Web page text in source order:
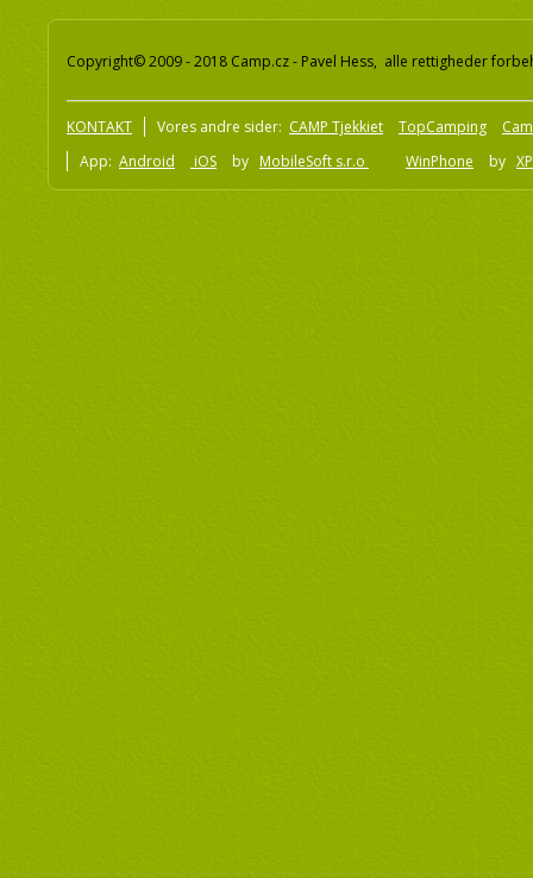
Copyright© 2009 - 2018 Camp.cz - Pavel Hess, alle rettigheder
KONTAKT Vores andre sider: CAMP Tjekkiet TopCamping
App: Android iOS by MobileSoft s.r.o WinPhone by